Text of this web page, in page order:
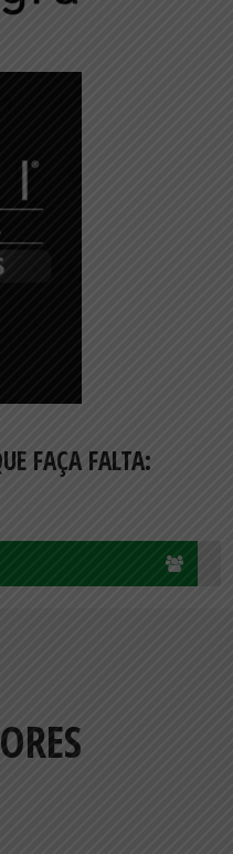
FAÇA FALTA: